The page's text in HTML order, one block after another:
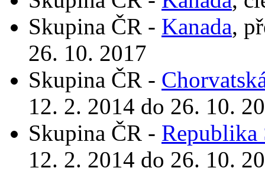
Skupina ČR - Kanada,
26. 10. 2017
Skupina ČR -
12. 2. 2014 do 26. 10.
Skupina ČR -
12. 2. 2014 do 26. 10.